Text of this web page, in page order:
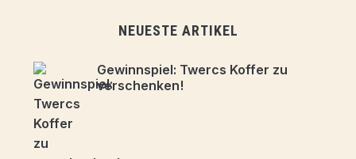
NEUESTE ARTIKEL
Gewinnspiel: Twercs Koffer zu
verschenken!